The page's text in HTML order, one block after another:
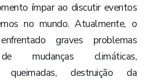
ímpar ao discutir eventos
no mundo. Atualmente, o
graves problemas
mudanças climáticas,
queimadas, destruição da